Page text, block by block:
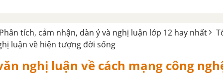
tích, cảm nhận, dàn ý và nghị luận lớp 12 hay nhất
luận về hiện tượng đời sống
nghị luận về cách mạng công